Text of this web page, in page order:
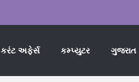
કરંટ અફેર્સ કમ્પ્યુટર ગુજરાત